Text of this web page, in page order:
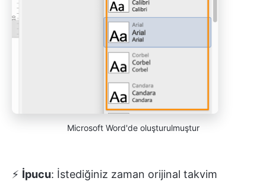
Microsoft Word'de oluşturulmuştur
⚡️ İpucu: İstediğiniz zaman orijinal takvim